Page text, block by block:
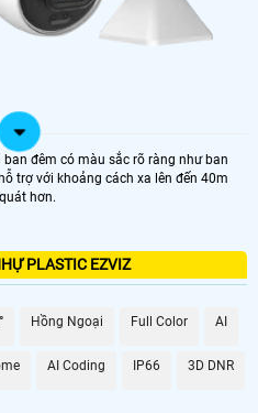
đêm có màu sắc rõ ràng như ban
trợ với khoảng cách xa lên đến 40m
hơn.
PLASTIC EZVIZ
Hồng Ngoại Full Color AI
AI Coding IP66 3D DNR